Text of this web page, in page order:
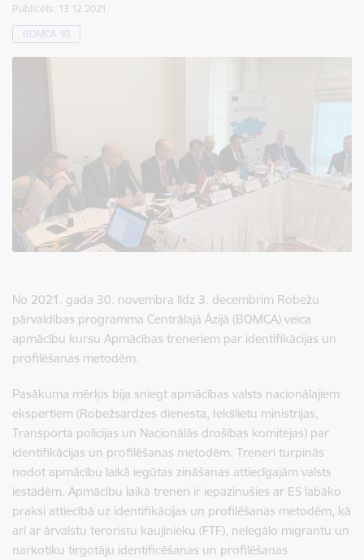
Publicēts: 13.12.2021.
BOMCA 10
No 2021. gada 30. novembra līdz 3. decembrim Robežu
pārvaldības programma Centrālajā Āzijā (BOMCA) veica
apmācību kursu Apmācības treneriem par identifikācijas un
profilēšanas metodēm.
Pasākuma mērķis bija sniegt apmācības valsts nacionālajiem
ekspertiem (Robežsardzes dienesta, Iekšlietu ministrijas,
Transporta policijas un Nacionālās drošības komitejas) par
identifikācijas un profilēšanas metodēm. Treneri turpinās
nodot apmācību laikā iegūtas zināšanas attiecīgajām valsts
iestādēm. Apmācību laikā treneri ir iepazinušies ar ES labāko
praksi attiecībā uz identifikācijas un profilēšanas metodēm, kā
arī ar ārvalstu teroristu kaujinieku (FTF), nelegālo migrantu un
narkotiku tirgotāju identificēšanas un profilēšanas